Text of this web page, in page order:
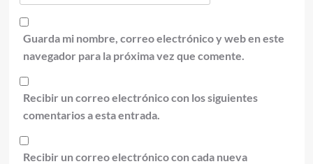
Guarda mi nombre, correo electrónico y web en este
navegador para la próxima vez que comente.
Recibir un correo electrónico con los siguientes
comentarios a esta entrada.
Recibir un correo electrónico con cada nueva